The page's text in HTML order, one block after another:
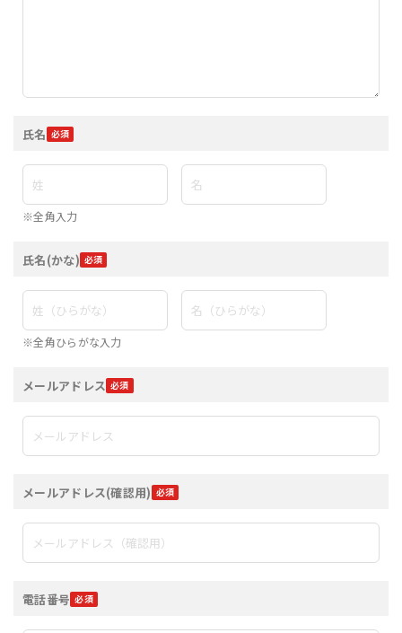
氏名
※全角入力
氏名(かな)
※全角ひらがな入力
メールアドレス
メールアドレス(確認用)
電話番号